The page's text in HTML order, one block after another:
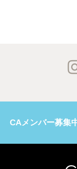
CAメンバー募集